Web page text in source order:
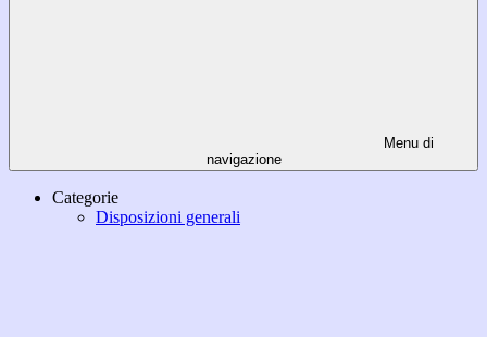
Menu di
navigazione
Categorie
Disposizioni generali